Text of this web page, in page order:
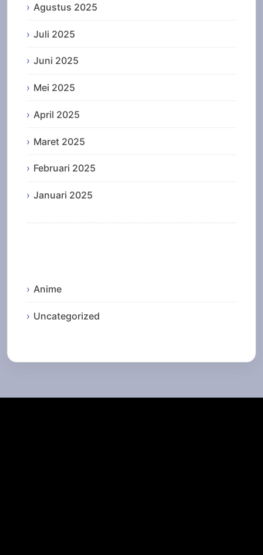
Agustus 2025
Juli 2025
Juni 2025
Mei 2025
April 2025
Maret 2025
Februari 2025
Januari 2025
Anime
Uncategorized